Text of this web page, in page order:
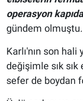
operasyon
gündem olmuştu.
Karlı'nın son
değişimle sık
sefer de boydan